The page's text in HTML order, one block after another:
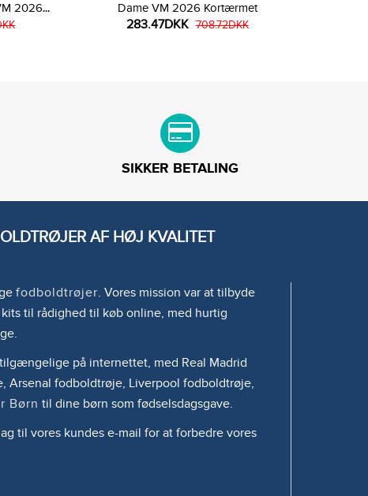
2026
Dame VM 2026 Kortærmet
283.47DKK 708.72DKK
SIKKER BETALING
AF HØJ KVALITET
fodboldtrøjer. Vores mission var at tilbyde
til rådighed til køb online, med hurtig
på internettet, med Real Madrid
Arsenal fodboldtrøje, Liverpool fodboldtrøje,
Børn til dine børn som fødselsdagsgave.
til vores kundes e-mail for at forbedre vores